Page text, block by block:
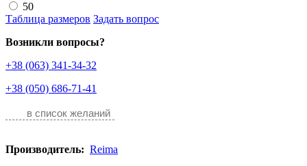
50
Таблица размеров Задать вопрос
Возникли вопросы?
+38 (063) 341-34-32
+38 (050) 686-71-41
в список желаний
Производитель: Reima